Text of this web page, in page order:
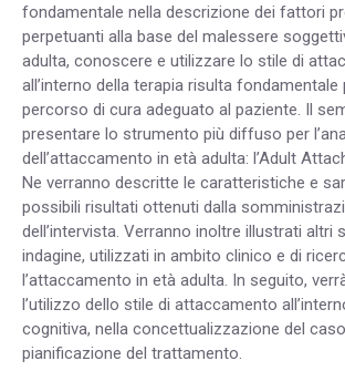
fondamentale nella descrizione dei fattori
perpetuanti alla base del malessere
adulta, conoscere e utilizzare lo stile di
all’interno della terapia risulta fondamentale
percorso di cura adeguato al paziente. Il
presentare lo strumento più diffuso per
dell’attaccamento in età adulta: l’Adult
Ne verranno descritte le caratteristiche e
possibili risultati ottenuti dalla
dell’intervista. Verranno inoltre illustrati altri
indagine, utilizzati in ambito clinico e di
l’attaccamento in età adulta. In seguito,
l’utilizzo dello stile di attaccamento
cognitiva, nella concettualizzazione del
pianificazione del trattamento.